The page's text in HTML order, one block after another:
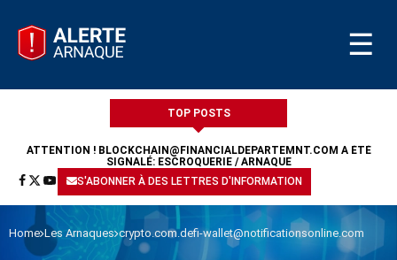
☰
TOP POSTS
ATTENTION ! BLOCKCHAIN@FINANCIALDEPARTEMNT.COM A ÉTÉ
SIGNALÉ: ESCROQUERIE / ARNAQUE
S'ABONNER À DES LETTRES D'INFORMATION
Home Les Arnaques crypto.com.defi-wallet@notificationsonline.com